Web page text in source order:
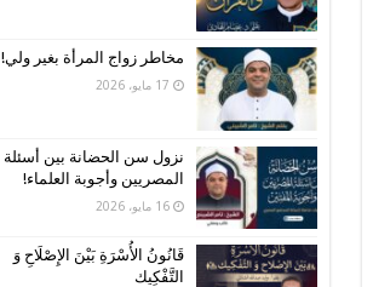
مخاطر زواج المرأة بغير ولي!
17 مايو، 2026
نزول سن الحضانة بين أسئلة
المصريين وأجوبة العلماء!
16 مايو، 2026
قَانُونُ الأُسْرَةِ بَيْنَ الإِصْلَاحِ وَ
التَّفْكِيك